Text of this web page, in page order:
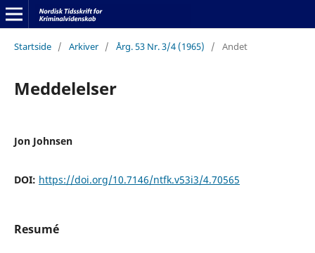
Startside / Arkiver / Årg. 53 Nr. 3/4 (1965) / Andet
Meddelelser
Jon Johnsen
DOI: https://doi.org/10.7146/ntfk.v53i3/4.70565
Resumé